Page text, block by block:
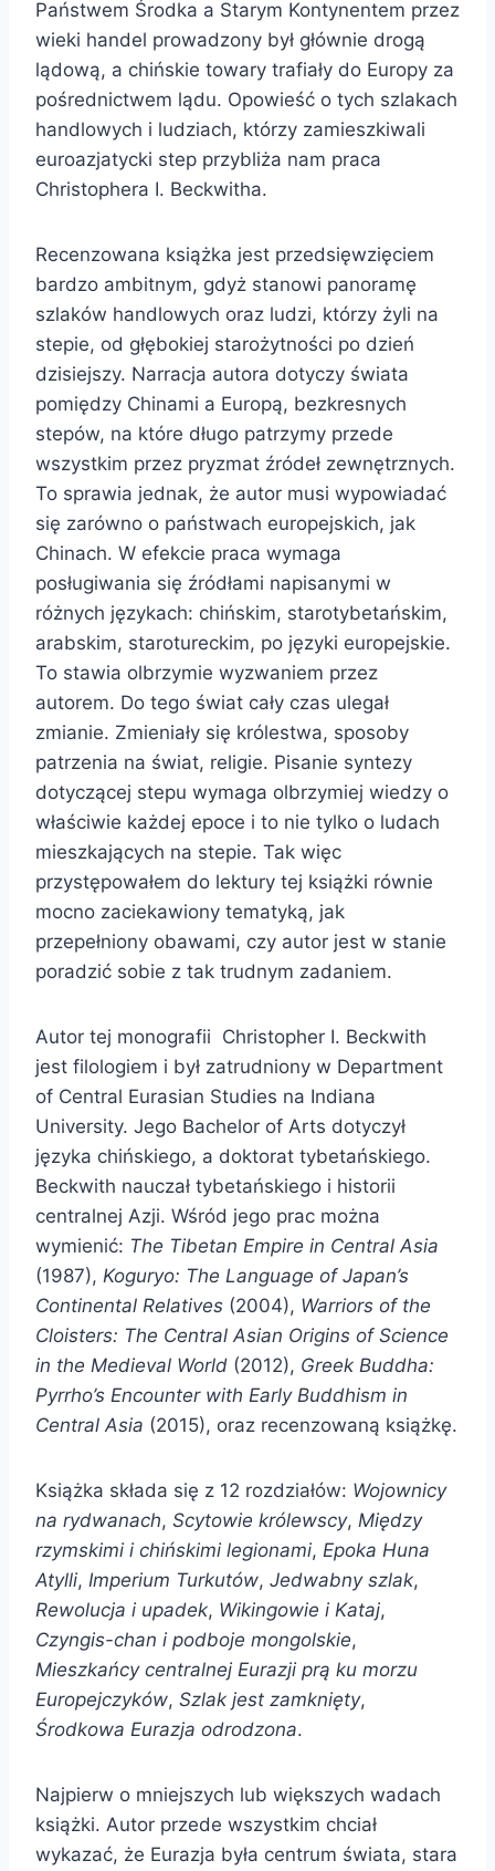
Państwem Środka a Starym Kontynentem przez
wieki handel prowadzony był głównie drogą
lądową, a chińskie towary trafiały do Europy za
pośrednictwem lądu. Opowieść o tych szlakach
handlowych i ludziach, którzy zamieszkiwali
euroazjatycki step przybliża nam praca
Christophera I. Beckwitha.
Recenzowana książka jest przedsięwzięciem
bardzo ambitnym, gdyż stanowi panoramę
szlaków handlowych oraz ludzi, którzy żyli na
stepie, od głębokiej starożytności po dzień
dzisiejszy. Narracja autora dotyczy świata
pomiędzy Chinami a Europą, bezkresnych
stepów, na które długo patrzymy przede
wszystkim przez pryzmat źródeł zewnętrznych.
To sprawia jednak, że autor musi wypowiadać
się zarówno o państwach europejskich, jak
Chinach. W efekcie praca wymaga
posługiwania się źródłami napisanymi w
różnych językach: chińskim, starotybetańskim,
arabskim, starotureckim, po języki europejskie.
To stawia olbrzymie wyzwaniem przez
autorem. Do tego świat cały czas ulegał
zmianie. Zmieniały się królestwa, sposoby
patrzenia na świat, religie. Pisanie syntezy
dotyczącej stepu wymaga olbrzymiej wiedzy o
właściwie każdej epoce i to nie tylko o ludach
mieszkających na stepie. Tak więc
przystępowałem do lektury tej książki równie
mocno zaciekawiony tematyką, jak
przepełniony obawami, czy autor jest w stanie
poradzić sobie z tak trudnym zadaniem.
Autor tej monografii Christopher I. Beckwith
jest filologiem i był zatrudniony w Department
of Central Eurasian Studies na Indiana
University. Jego Bachelor of Arts dotyczył
języka chińskiego, a doktorat tybetańskiego.
Beckwith nauczał tybetańskiego i historii
centralnej Azji. Wśród jego prac można
wymienić: The Tibetan Empire in Central Asia
(1987), Koguryo: The Language of Japan’s
Continental Relatives (2004), Warriors of the
Cloisters: The Central Asian Origins of Science
in the Medieval World (2012), Greek Buddha:
Pyrrho’s Encounter with Early Buddhism in
Central Asia (2015), oraz recenzowaną książkę.
Książka składa się z 12 rozdziałów: Wojownicy
na rydwanach, Scytowie królewscy, Między
rzymskimi i chińskimi legionami, Epoka Huna
Atylli, Imperium Turkutów, Jedwabny szlak,
Rewolucja i upadek, Wikingowie i Kataj,
Czyngis-chan i podboje mongolskie,
Mieszkańcy centralnej Eurazji prą ku morzu
Europejczyków, Szlak jest zamknięty,
Środkowa Eurazja odrodzona.
Najpierw o mniejszych lub większych wadach
książki. Autor przede wszystkim chciał
wykazać, że Eurazja była centrum świata, stara